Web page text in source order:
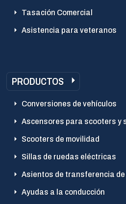
Tasación Comercial
Asistencia para veteranos
PRODUCTOS
Conversiones de vehículos
Ascensores para scooters y
Scooters de movilidad
Sillas de ruedas eléctricas
Asientos de transferencia
Ayudas a la conducción